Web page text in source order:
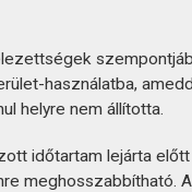
használatba,
helyre nem állította.
időtartam lejárta előtt
meghosszabbítható. A